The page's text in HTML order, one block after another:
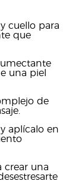
cuello para
que
una piel
de
aplícalo en
crear una